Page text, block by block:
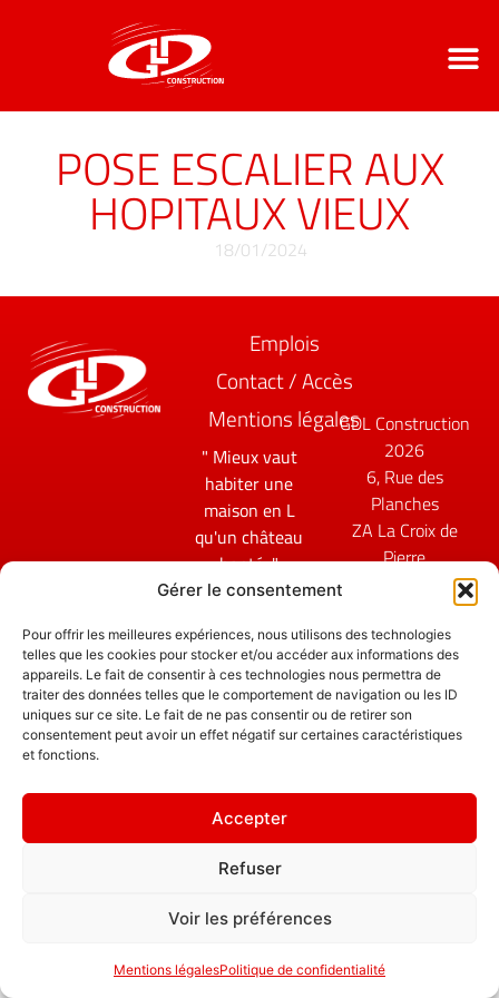
Gérer le consentement
Pour offrir les meilleures expériences, nous utilisons des technologies
telles que les cookies pour stocker et/ou accéder aux informations des
appareils. Le fait de consentir à ces technologies nous permettra de
traiter des données telles que le comportement de navigation ou les ID
uniques sur ce site. Le fait de ne pas consentir ou de retirer son
consentement peut avoir un effet négatif sur certaines caractéristiques
et fonctions.
Accepter
Refuser
Voir les préférences
Mentions légalesPolitique de confidentialité
POSE ESCALIER AUX
HOPITAUX VIEUX
18/01/2024
Emplois
Contact / Accès
Mentions légales
" Mieux vaut
habiter une
maison en L
qu'un château
hanté. "
Politique de
confidentialité
GDL Construction
2026
6, Rue des
Planches
ZA La Croix de
Pierre
25580 ÉTALANS